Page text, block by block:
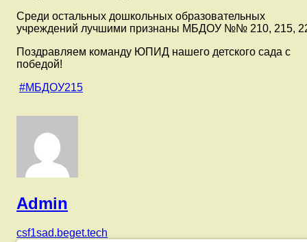
Среди остальных дошкольных образовательных
учреждений лучшими признаны МБДОУ №№ 210, 215,
Поздравляем команду ЮПИД нашего детского сада с
победой!
#МБДОУ215
Admin
csf1sad.beget.tech